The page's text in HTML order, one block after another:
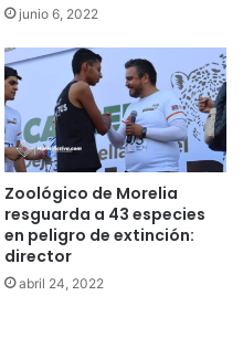
junio 6, 2022
Zoológico de Morelia
resguarda a 43 especies
en peligro de extinción:
director
abril 24, 2022